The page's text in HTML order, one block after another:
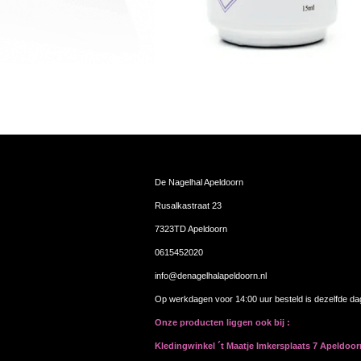
De Nagelhal Apeldoorn
Rusalkastraat 23
7323TD Apeldoorn
0615452020
info@denagelhalapeldoorn.nl
Op werkdagen voor 14:00 uur besteld is dezelfde
Onze producten liggen ook bij :
Kledingwinkel ´t Maatje Imkersplaats 7